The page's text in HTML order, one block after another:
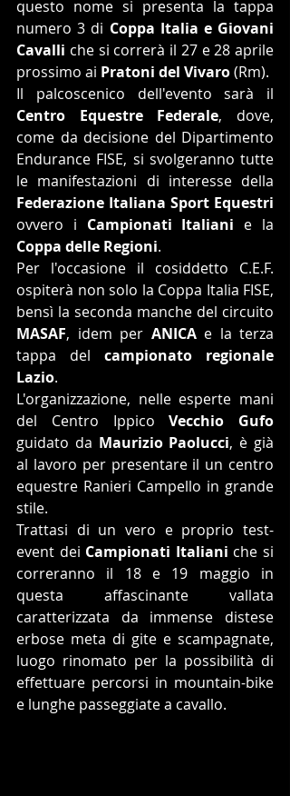
questo nome si presenta la tappa
numero 3 di Coppa Italia e Giovani
Cavalli che si correrà il 27 e 28 aprile
prossimo ai Pratoni del Vivaro (Rm).
Centro Equestre Federale, dove,
come da decisione del Dipartimento
Endurance FISE, si svolgeranno tutte
Federazione Italiana Sport Equestri
ovvero i Campionati Italiani
Coppa delle Regioni.
Per l'occasione il cosiddetto C.E.F.
ospiterà non solo la Coppa Italia FISE,
MASAF, idem per ANICA e la terza
tappa del campionato regionale
Lazio.
L'organizzazione, nelle esperte mani
del Centro Ippico Vecchio Gufo
guidato da Maurizio Paolucci, è già
al lavoro per presentare il un centro
equestre Ranieri Campello in grande
stile.
Trattasi di un vero e proprio test-
event dei Campionati Italiani che si
correranno il 18 e 19 maggio in
questa affascinante vallata
caratterizzata da immense distese
erbose meta di gite e scampagnate,
luogo rinomato per la possibilità di
effettuare percorsi in mountain-bike
e lunghe passeggiate a cavallo.